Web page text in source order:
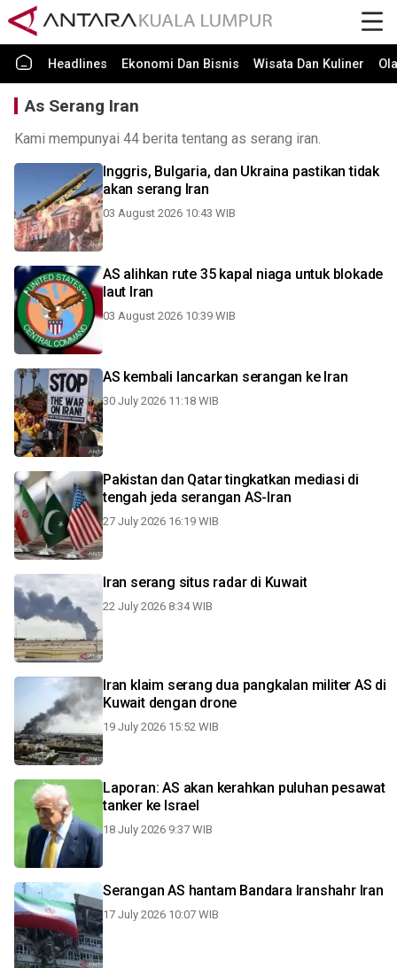
Headlines Ekonomi Dan Bisnis Wisata Dan Kuliner
As Serang Iran
Kami mempunyai 44 berita tentang as serang iran.
Inggris, Bulgaria, dan Ukraina pastikan tidak
akan serang Iran
03 August 2026 10:43 WIB
AS alihkan rute 35 kapal niaga untuk blokade
laut Iran
03 August 2026 10:39 WIB
AS kembali lancarkan serangan ke Iran
30 July 2026 11:18 WIB
Pakistan dan Qatar tingkatkan mediasi di
tengah jeda serangan AS-Iran
27 July 2026 16:19 WIB
Iran serang situs radar di Kuwait
22 July 2026 8:34 WIB
Iran klaim serang dua pangkalan militer AS di
Kuwait dengan drone
19 July 2026 15:52 WIB
Laporan: AS akan kerahkan puluhan pesawat
tanker ke Israel
18 July 2026 9:37 WIB
Serangan AS hantam Bandara Iranshahr Iran
17 July 2026 10:07 WIB